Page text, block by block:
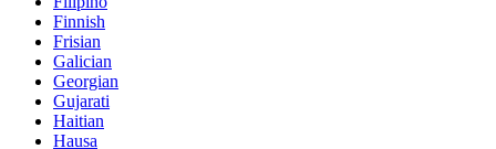
Finnish
Frisian
Galician
Georgian
Gujarati
Haitian
Hausa